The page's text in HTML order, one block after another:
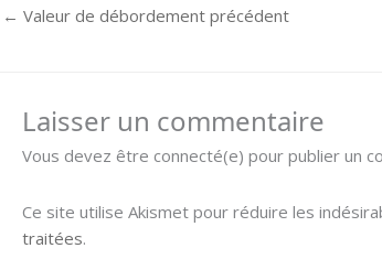
← Valeur de débordement précédent
Laisser un commentaire
Vous devez être connecté(e) pour publier un
Ce site utilise Akismet pour réduire les
traitées.